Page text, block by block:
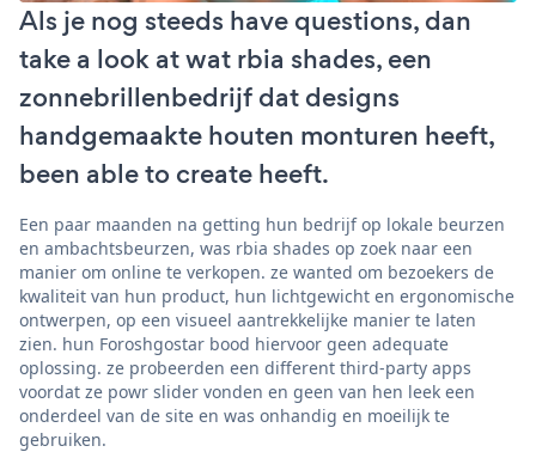
Als je nog steeds have questions, dan
take a look at wat rbia shades, een
zonnebrillenbedrijf dat designs
handgemaakte houten monturen heeft,
been able to create heeft.
Een paar maanden na getting hun bedrijf op lokale beurzen
en ambachtsbeurzen, was rbia shades op zoek naar een
manier om online te verkopen. ze wanted om bezoekers de
kwaliteit van hun product, hun lichtgewicht en ergonomische
ontwerpen, op een visueel aantrekkelijke manier te laten
zien. hun Foroshgostar bood hiervoor geen adequate
oplossing. ze probeerden een different third-party apps
voordat ze powr slider vonden en geen van hen leek een
onderdeel van de site en was onhandig en moeilijk te
gebruiken.